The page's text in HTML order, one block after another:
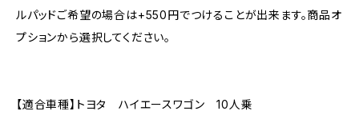
ルパッドご希望の場合は+550円でつけることが出来ます。商品オ
プションから選択してください。
【適合車種】トヨタ ハイエースワゴン 10人乗